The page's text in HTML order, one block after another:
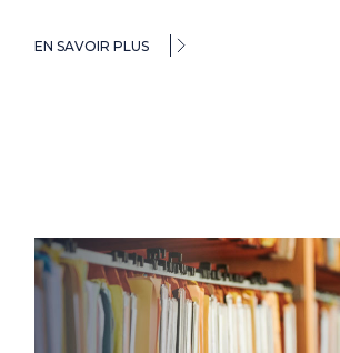
EN SAVOIR PLUS